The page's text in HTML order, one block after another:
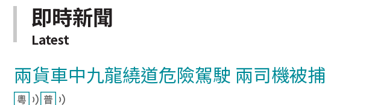
即時新聞
Latest
兩貨車中九龍繞道危險駕駛 兩司機被捕